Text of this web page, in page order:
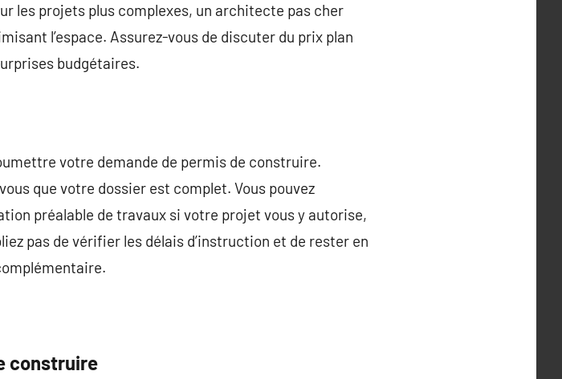
les projets plus complexes, un architecte pas cher
l’espace. Assurez-vous de discuter du prix plan
budgétaires.
votre demande de permis de construire.
que votre dossier est complet. Vous pouvez
préalable de travaux si votre projet vous y autorise,
pas de vérifier les délais d’instruction et de rester en
construire